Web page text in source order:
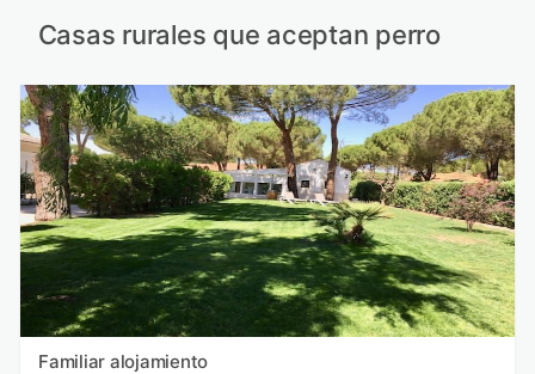
Casas rurales que aceptan perro
Familiar alojamiento